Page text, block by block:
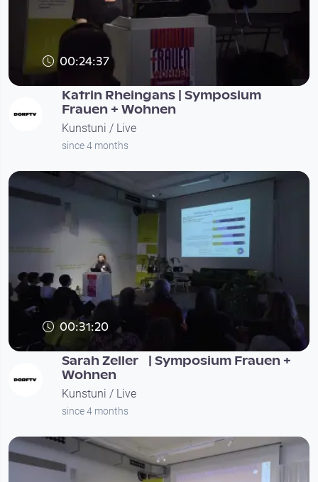
00:24:37
Katrin Rheingans | Symposium
Frauen + Wohnen
Kunstuni / Live
since 4 months
00:31:20
Sarah Zeller | Symposium Frauen +
Wohnen
Kunstuni / Live
since 4 months